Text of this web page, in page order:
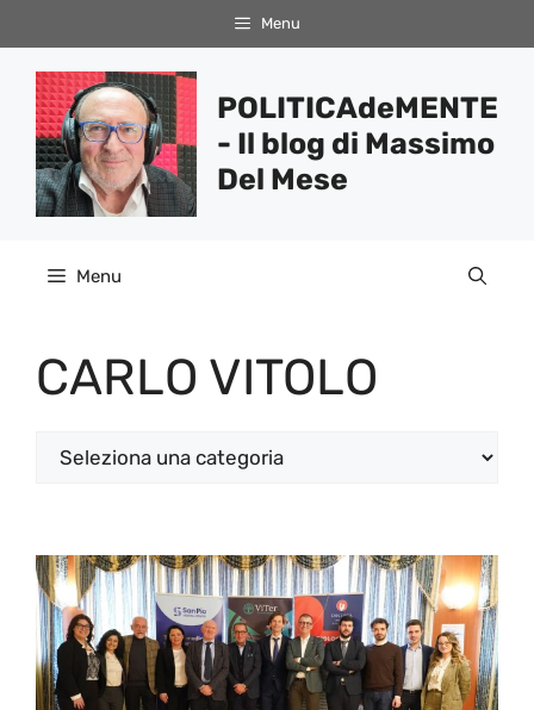
al
contenuto
Menu
POLITICAdeMENTE
- Il blog di Massimo
Del Mese
Menu
CARLO VITOLO
Categorie